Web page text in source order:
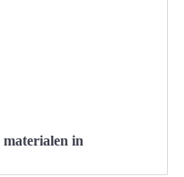
materialen in